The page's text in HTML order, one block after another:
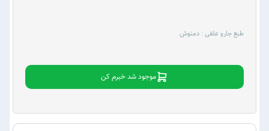
طبع جارو علفی : دمنوش
موجود شد خبرم کن